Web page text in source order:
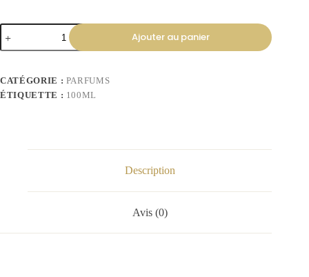
Ajouter au panier
CATÉGORIE : PARFUMS
ÉTIQUETTE : 100ML
Description
Avis (0)